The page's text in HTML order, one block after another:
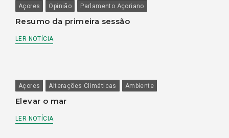
Açores Opinião Parlamento Açoriano
Resumo da primeira sessão
LER NOTÍCIA
Açores Alterações Climáticas Ambiente
Elevar o mar
LER NOTÍCIA